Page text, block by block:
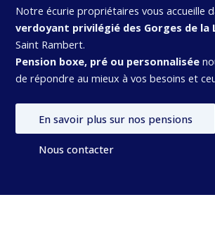
Notre écurie propriétaires vous accueille
verdoyant privilégié des Gorges de la
Saint Rambert.
Pension boxe, pré ou personnalisée
de répondre au mieux à vos besoins et
En savoir plus sur nos pensions
Nous contacter